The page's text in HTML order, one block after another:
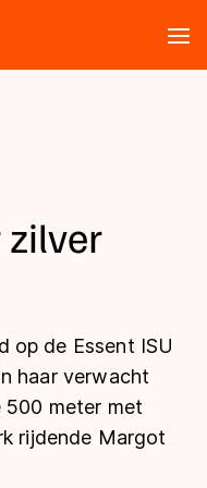
zilver
op de Essent ISU
haar verwacht
500 meter met
rijdende Margot